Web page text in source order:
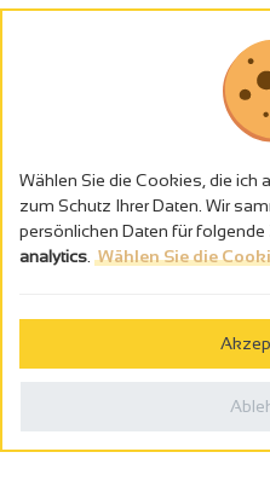
Alkoholmissbrauch ist gefährlich
Politique de confidentialité
Wählen Sie die Cookies, die ich
zum Schutz Ihrer Daten. Wir
persönlichen Daten für folgende
analytics Wählen Sie die